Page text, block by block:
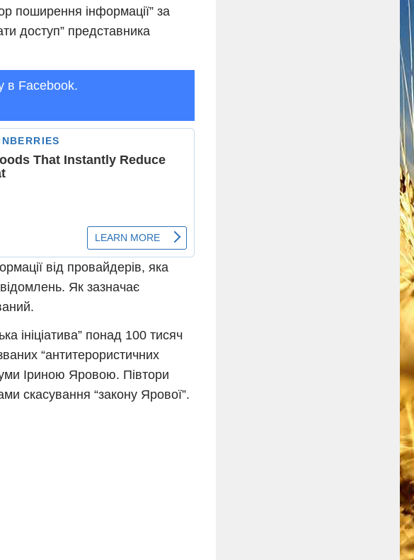
поширення інформації” за
доступ” представника
в Facebook.
від провайдерів, яка
Як зазначає
ініціатива” понад 100 тисяч
“антитерористичних
Іриною Яровою. Півтори
скасування “закону Ярової”.